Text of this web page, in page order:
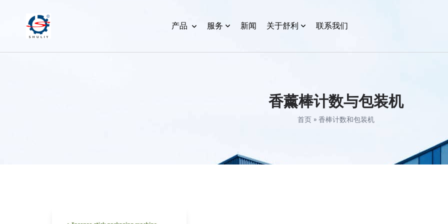
产品 服务 新闻 关于舒利 联系我们
香薰棒计数与包装机
首页 » 香棒计数和包装机